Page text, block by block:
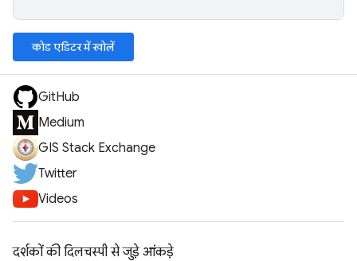
कोड एडिटर में खोलें
GitHub
Medium
GIS Stack Exchange
Twitter
Videos
दर्शकों की दिलचस्पी से जुड़े आंकड़े